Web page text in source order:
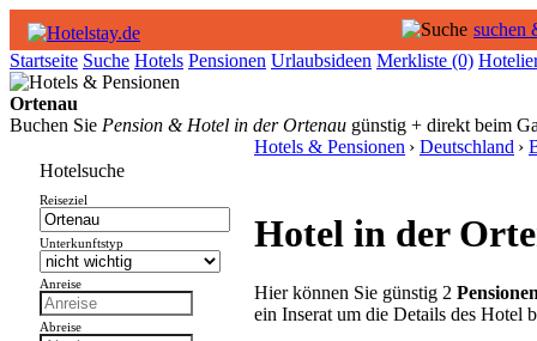
suchen
Startseite Suche Hotels Pensionen Urlaubsideen Merkliste (0)
Ortenau
Buchen Sie Pension & Hotel in der Ortenau günstig + direkt beim
Hotelsuche
Reiseziel
Unterkunftstyp
Anreise
Abreise
Hotels & Pensionen › Deutschland ›
Hotel in der
Hier können Sie günstig 2 Pensionen
ein Inserat um die Details des Hotel